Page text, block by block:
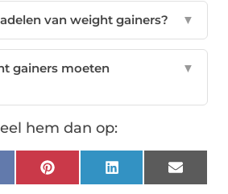
van weight gainers? ▼
gainers moeten
▼
hem dan op:
Pinterest LinkedIn Email